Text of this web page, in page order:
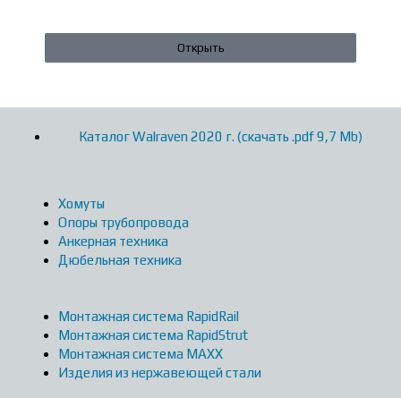
Открыть
Каталог Walraven 2020 г. (скачать .pdf 9,7 Mb)
Хомуты
Опоры трубопровода
Анкерная техника
Дюбельная техника
Монтажная система RapidRail
Монтажная система RapidStrut
Монтажная система MAXX
Изделия из нержавеющей стали